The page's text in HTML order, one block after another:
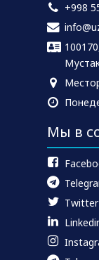
+998
Мы в
Twitter